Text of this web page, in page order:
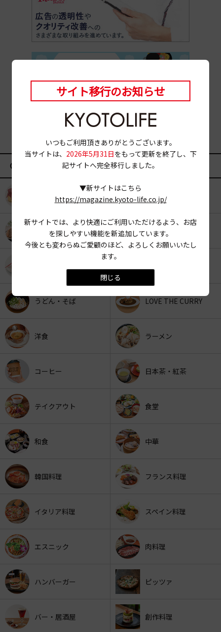
サイト移行のお知らせ
いつもご利用頂きありがとうございます。
当サイトは、 2026年5月31日をもって更新を終了し、下
記サイトへ完全移行しました。
▼新サイトはこちら
https://magazine.kyoto-life.co.jp/
新サイトでは、より快適にご利用いただけるよう、お店
を探しやすい機能を新追加しています。
今後とも変わらぬご愛顧のほど、よろしくお願いいたし
ます。
閉じる
CATEGORY
KYOTO OYATSU CLUB スナックフード
カフェ 京みやげ
うどん・そば LOVE THE CURRY
洋食 ラーメン
コーヒー 日本茶・紅茶
テイクアウト 食堂
和食 中華
韓国料理 フランス料理
イタリア料理 スペイン料理
エスニック 肉料理
ハンバーガー ピッツァ
バー・居酒屋 創作料理